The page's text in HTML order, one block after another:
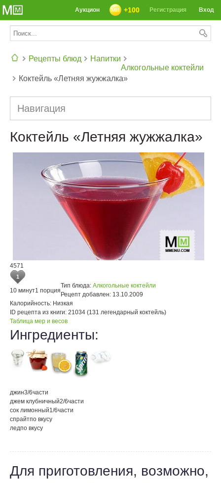
СЕГОДНЯ: 39142 РЕЦЕПТА
Вход
Регистрация
+100
Аукцион
Рецепты блюд
Напитки
Алкогольные коктейли
Коктейль «Летняя жужжалка»
Навигация
Коктейль «Летняя жужжалка»
4571
1
10 минут1 порция
Тип блюда: Алкогольные коктейли
Рецепт добавлен: 13.10.2009
Калорийность: Низкая
ID рецепта из книги: 21034 (131 легендарный коктейль)
Таблица мер и весов
Ингредиенты:
джин3/6части
джем клубничный2/6части
сок лимонный1/6части
спрайтпо вкусу
ледпо вкусу
Для приготовления, возможно,